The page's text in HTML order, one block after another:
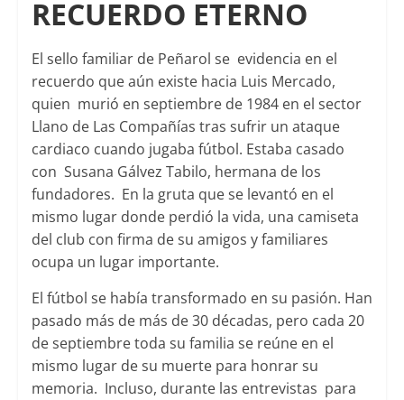
RECUERDO ETERNO
El sello familiar de Peñarol se evidencia en el
recuerdo que aún existe hacia Luis Mercado,
quien murió en septiembre de 1984 en el sector
Llano de Las Compañías tras sufrir un ataque
cardiaco cuando jugaba fútbol. Estaba casado
con Susana Gálvez Tabilo, hermana de los
fundadores. En la gruta que se levantó en el
mismo lugar donde perdió la vida, una camiseta
del club con firma de su amigos y familiares
ocupa un lugar importante.
El fútbol se había transformado en su pasión. Han
pasado más de más de 30 décadas, pero cada 20
de septiembre toda su familia se reúne en el
mismo lugar de su muerte para honrar su
memoria. Incluso, durante las entrevistas para